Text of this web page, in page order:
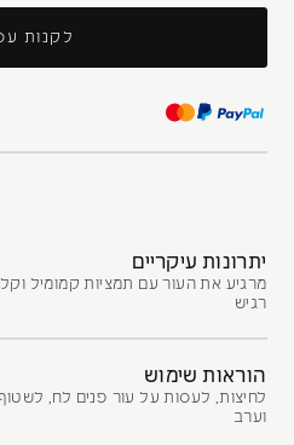
לקנות
יתרונות עיקריים
מרגיע את העור עם תמציות קמומיל
רגיש
הוראות שימוש
וערב